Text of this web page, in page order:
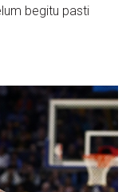
begitu pasti